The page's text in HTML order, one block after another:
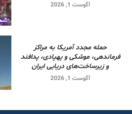
آگوست 1, 2026
حمله مجدد آمریکا به مراکز
فرماندهی، موشکی و پهپادی، پدافند
و زیرساخت‌های دریایی ایران
آگوست 1, 2026